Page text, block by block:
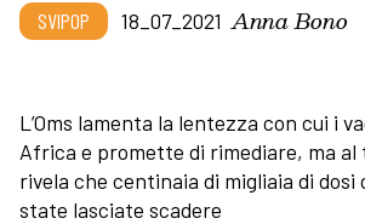
SVIPOP 18_07_2021 Anna Bono
L’Oms lamenta la lentezza con cui i
Africa e promette di rimediare, ma al
rivela che centinaia di migliaia di dosi
state lasciate scadere